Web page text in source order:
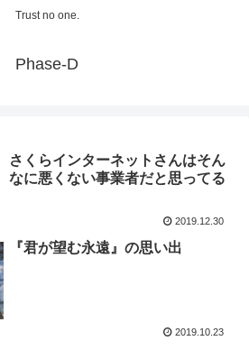
Trust no one.
Phase-D
さくらインターネットさんはそん
なに悪くない事業者だと思ってる
2019.12.30
『君が望む永遠』の思い出
2019.10.23